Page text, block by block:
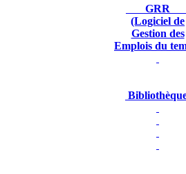
GRR
(Logiciel de
Gestion des
Emplois du